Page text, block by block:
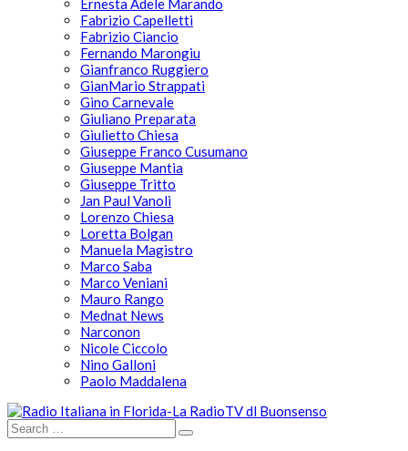
Ernesta Adele Marando
Fabrizio Capelletti
Fabrizio Ciancio
Fernando Marongiu
Gianfranco Ruggiero
GianMario Strappati
Gino Carnevale
Giuliano Preparata
Giulietto Chiesa
Giuseppe Franco Cusumano
Giuseppe Mantia
Giuseppe Tritto
Jan Paul Vanoli
Lorenzo Chiesa
Loretta Bolgan
Manuela Magistro
Marco Saba
Marco Veniani
Mauro Rango
Mednat News
Narconon
Nicole Ciccolo
Nino Galloni
Paolo Maddalena